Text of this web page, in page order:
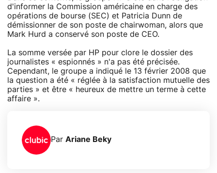
d'informer la Commission américaine en charge des
opérations de bourse (SEC) et Patricia Dunn de
démissionner de son poste de chairwoman, alors que
Mark Hurd a conservé son poste de CEO.
La somme versée par HP pour clore le dossier des
journalistes « espionnés » n'a pas été précisée.
Cependant, le groupe a indiqué le 13 février 2008 que
la question a été « réglée à la satisfaction mutuelle des
parties » et être « heureux de mettre un terme à cette
affaire ».
Par Ariane Beky